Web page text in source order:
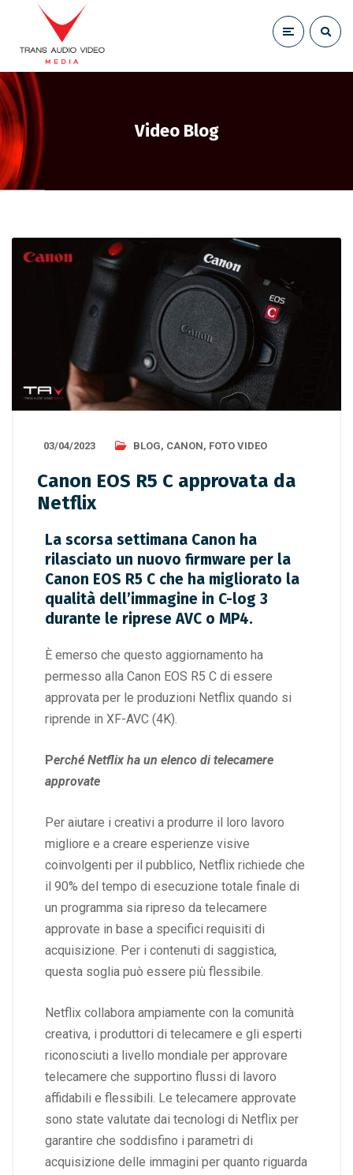
Video Blog
03/04/2023 BLOG, CANON, FOTO VIDEO
Canon EOS R5 C approvata da
Netflix
La scorsa settimana Canon ha
rilasciato un nuovo firmware per la
Canon EOS R5 C che ha migliorato la
qualità dell’immagine in C-log 3
durante le riprese AVC o MP4.
È emerso che questo aggiornamento ha
permesso alla Canon EOS R5 C di essere
approvata per le produzioni Netflix quando si
riprende in XF-AVC (4K).
Perché Netflix ha un elenco di telecamere
approvate
Per aiutare i creativi a produrre il loro lavoro
migliore e a creare esperienze visive
coinvolgenti per il pubblico, Netflix richiede che
il 90% del tempo di esecuzione totale finale di
un programma sia ripreso da telecamere
approvate in base a specifici requisiti di
acquisizione. Per i contenuti di saggistica,
questa soglia può essere più flessibile.
Netflix collabora ampiamente con la comunità
creativa, i produttori di telecamere e gli esperti
riconosciuti a livello mondiale per approvare
telecamere che supportino flussi di lavoro
affidabili e flessibili. Le telecamere approvate
sono state valutate dai tecnologi di Netflix per
garantire che soddisfino i parametri di
acquisizione delle immagini per quanto riguarda